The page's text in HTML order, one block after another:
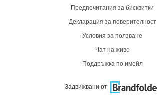
Предпочитания за бисквитки
Декларация за поверителност
Условия за ползване
Чат на живо
Поддръжка по имейл
Задвижвани от